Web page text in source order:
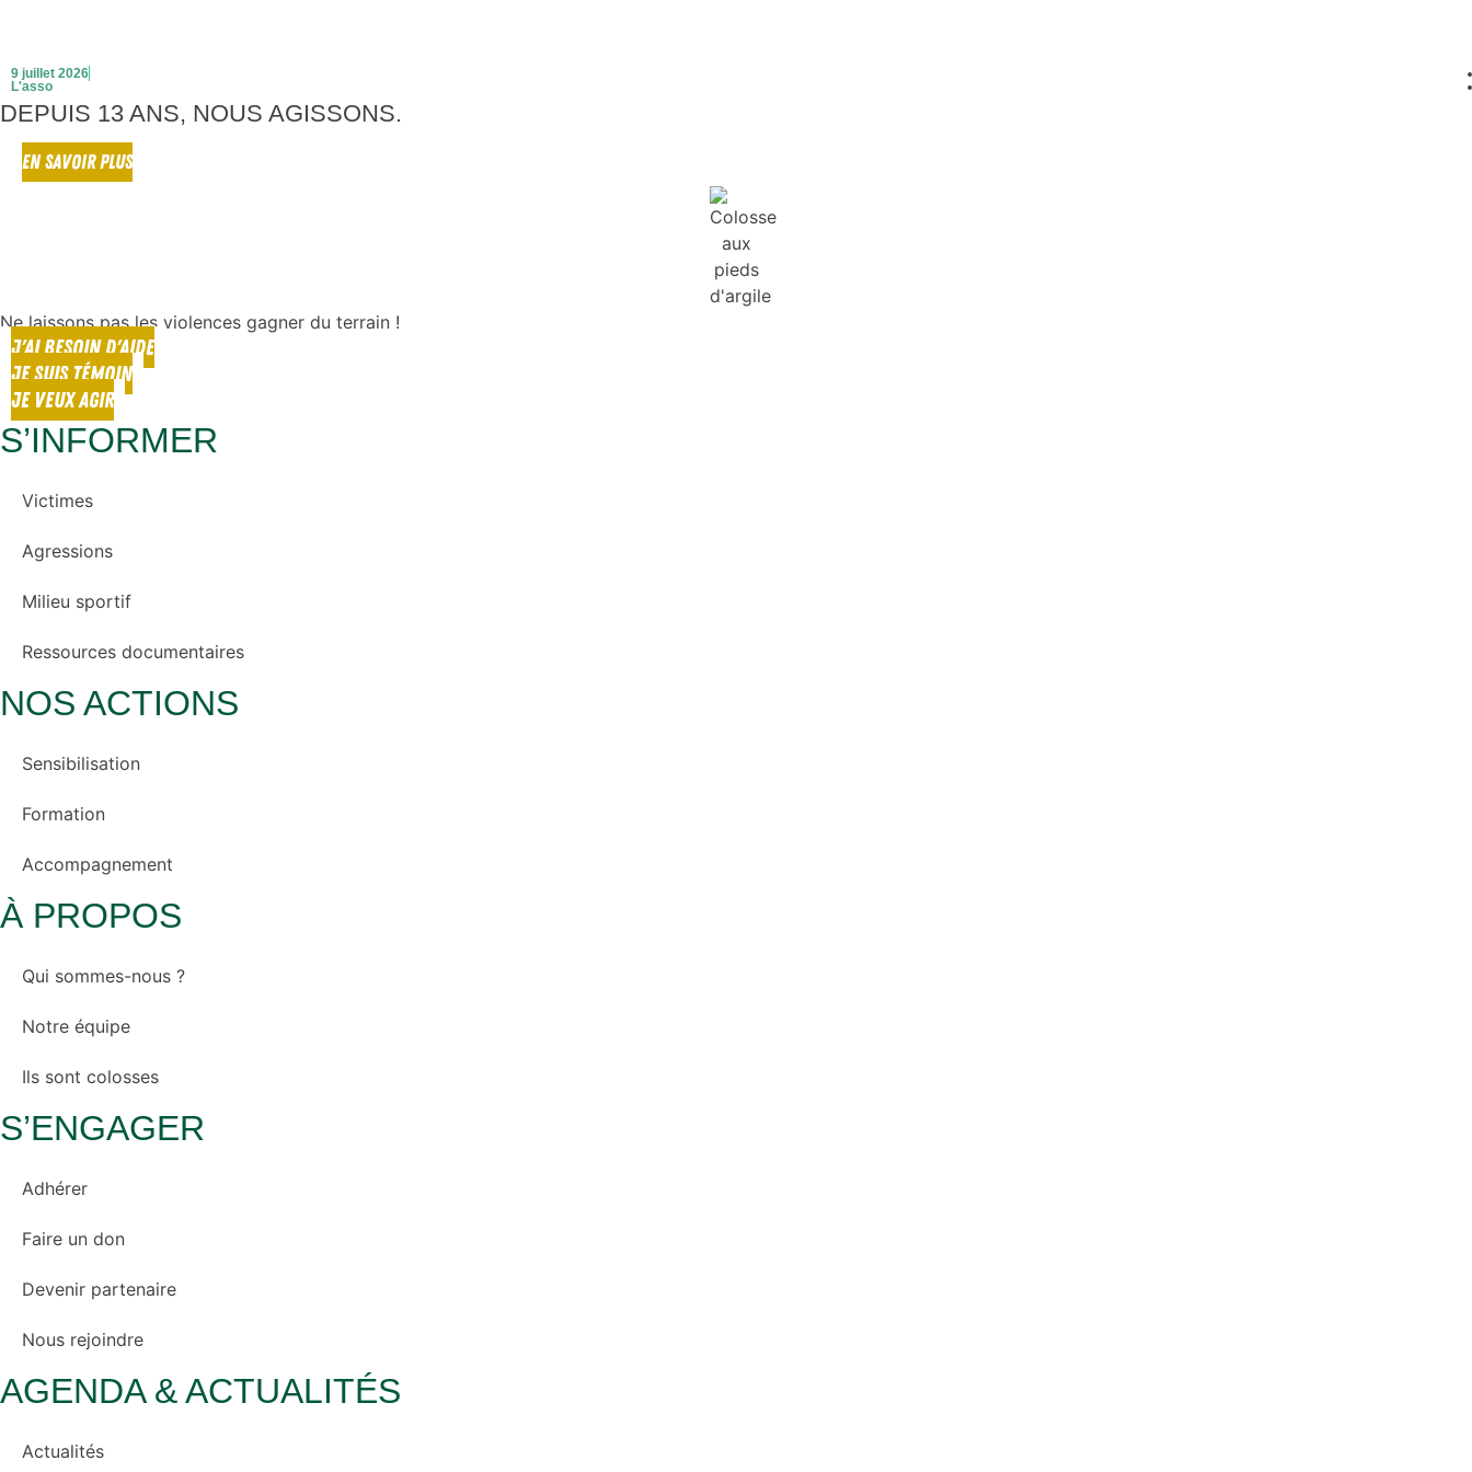
9 juillet 2026
L'asso
DEPUIS 13 ANS, NOUS AGISSONS.
EN SAVOIR PLUS
Ne laissons pas les violences gagner du terrain !
J'AI BESOIN D'AIDE
JE SUIS TÉMOIN
JE VEUX AGIR
S’INFORMER
Victimes
Agressions
Milieu sportif
Ressources documentaires
NOS ACTIONS
Sensibilisation
Formation
Accompagnement
À PROPOS
Qui sommes-nous ?
Notre équipe
Ils sont colosses
S’ENGAGER
Adhérer
Faire un don
Devenir partenaire
Nous rejoindre
AGENDA & ACTUALITÉS
Actualités